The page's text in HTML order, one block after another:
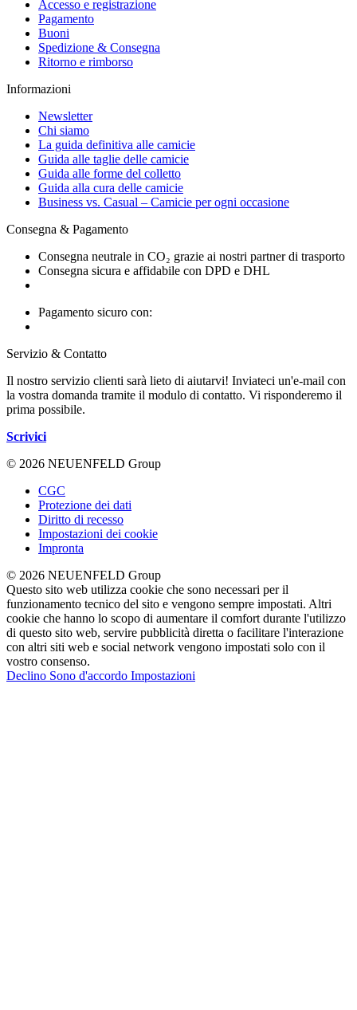
Accesso e registrazione
Pagamento
Buoni
Spedizione & Consegna
Ritorno e rimborso
Informazioni
Newsletter
Chi siamo
La guida definitiva alle camicie
Guida alle taglie delle camicie
Guida alle forme del colletto
Guida alla cura delle camicie
Business vs. Casual – Camicie per ogni occasione
Consegna & Pagamento
Consegna neutrale in CO₂ grazie ai nostri partner di trasporto
Consegna sicura e affidabile con DPD e DHL
Pagamento sicuro con:
Servizio & Contatto
Il nostro servizio clienti sarà lieto di aiutarvi! Inviateci un'e-mail con
la vostra domanda tramite il modulo di contatto. Vi risponderemo il
prima possibile.
Scrivici
© 2026 NEUENFELD Group
CGC
Protezione dei dati
Diritto di recesso
Impostazioni dei cookie
Impronta
© 2026 NEUENFELD Group
Questo sito web utilizza cookie che sono necessari per il
funzionamento tecnico del sito e vengono sempre impostati. Altri
cookie che hanno lo scopo di aumentare il comfort durante l'utilizzo
di questo sito web, servire pubblicità diretta o facilitare l'interazione
con altri siti web e social network vengono impostati solo con il
vostro consenso.
Declino Sono d'accordo Impostazioni